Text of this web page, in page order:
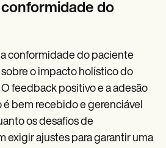
do
a conformidade do paciente
o impacto holístico do
feedback positivo e a adesão
bem recebido e gerenciável
os desafios de
exigir ajustes para garantir uma